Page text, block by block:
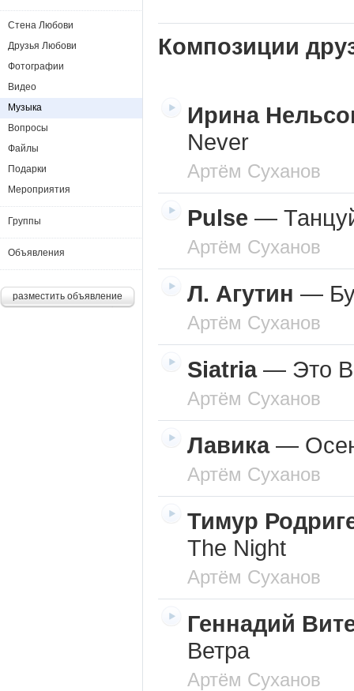
Композиции
Ирина
Never
Артём Суханов
Pulse —
Артём Суханов
Л. Агутин —
Артём Суханов
Siatria— Это
Артём Суханов
Лавика—
Артём Суханов
Тимур
The Night
Артём Суханов
Геннадий
Ветра
Артём Суханов
Стена Любови
Друзья Любови
Фотографии
Видео
Музыка
Вопросы
Файлы
Подарки
Мероприятия
Группы
Объявления
разместить объявление